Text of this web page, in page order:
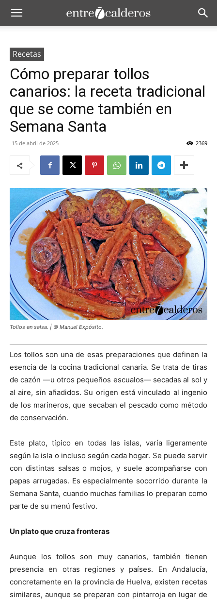
Recetas
Cómo preparar tollos
canarios: la receta tradicional
que se come también en
Semana Santa
15 de abril de 2025 2369
Tollos en salsa. | © Manuel Expósito.
Los tollos son una de esas preparaciones que definen la
esencia de la cocina tradicional canaria. Se trata de tiras
de cazón —u otros pequeños escualos— secadas al sol y
al aire, sin añadidos. Su origen está vinculado al ingenio
de los marineros, que secaban el pescado como método
de conservación.
Este plato, típico en todas las islas, varía ligeramente
según la isla o incluso según cada hogar. Se puede servir
con distintas salsas o mojos, y suele acompañarse con
papas arrugadas. Es especialmente socorrido durante la
Semana Santa, cuando muchas familias lo preparan como
parte de su menú festivo.
Un plato que cruza fronteras
Aunque los tollos son muy canarios, también tienen
presencia en otras regiones y países. En Andalucía,
concretamente en la provincia de Huelva, existen recetas
similares, aunque se preparan con pintarroja en lugar de